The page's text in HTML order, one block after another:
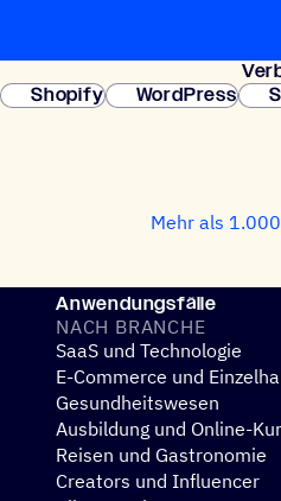
Shopify WordPress
Mehr als
Anwendungsfälle
NACH BRANCHE
SaaS und Technologie
E-Commerce und
Gesundheitswesen
Ausbildung und Online-
Reisen und Gastronomie
Creators und Influencer